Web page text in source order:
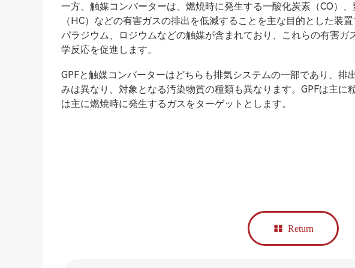
一方、触媒コンバーターは、燃焼時に発生する一酸化炭素（CO）
（HC）などの有害ガスの排出を低減することを主な目的とした装
パラジウム、ロジウムなどの触媒が含まれており、これらの有害ガ
学反応を促進します。
GPFと触媒コンバーターはどちらも排気システムの一部であり、排
みは異なり、対象となる汚染物質の種類も異なります。GPFは主に
は主に燃焼時に発生するガスをターゲットとします。
Return